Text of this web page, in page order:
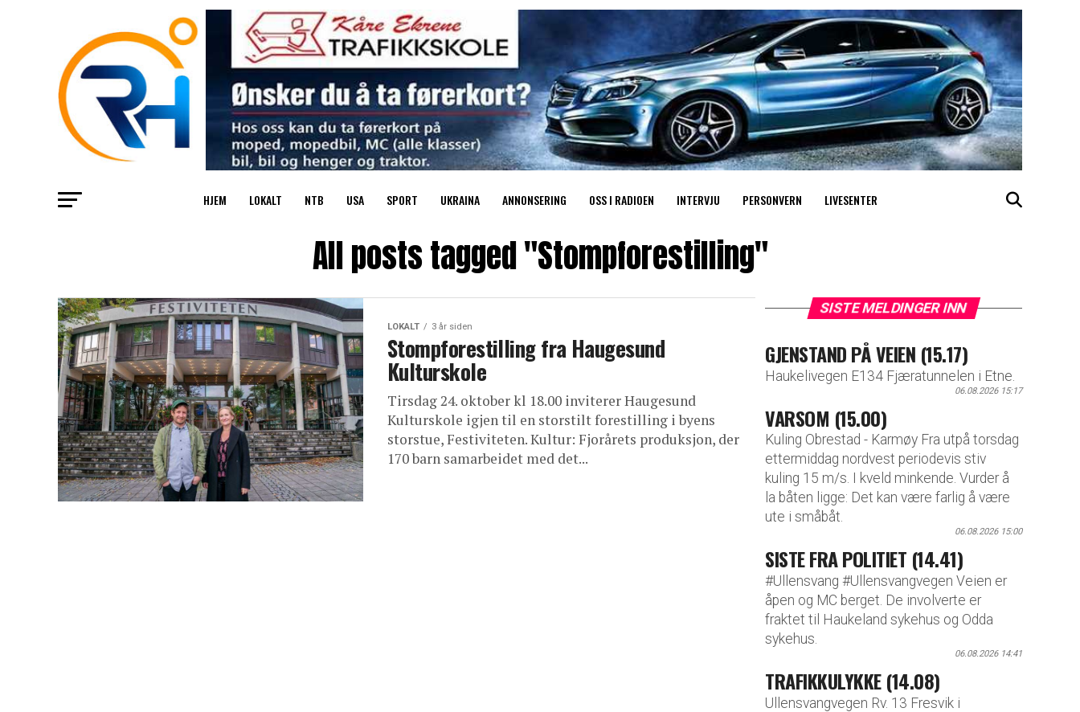
HJEM LOKALT NTB USA SPORT UKRAINA ANNONSERING OSS I RADIOEN INTERVJU PERSONVERN LIVESENTER
All posts tagged "Stompforestilling"
LOKALT 3 år siden
Stompforestilling fra Haugesund
Kulturskole
Tirsdag 24. oktober kl 18.00 inviterer Haugesund
Kulturskole igjen til en storstilt forestilling i byens
storstue, Festiviteten. Kultur: Fjorårets produksjon, der
170 barn samarbeidet med det...
SISTE MELDINGER INN
GJENSTAND PÅ VEIEN (15.17)
Haukelivegen E134 Fjæratunnelen i Etne.
06.08.2026 15:17
VARSOM (15.00)
Kuling Obrestad - Karmøy Fra utpå torsdag
ettermiddag nordvest periodevis stiv
kuling 15 m/s. I kveld minkende. Vurder å
la båten ligge: Det kan være farlig å være
ute i småbåt.
06.08.2026 15:00
SISTE FRA POLITIET (14.41)
#Ullensvang #Ullensvangvegen Veien er
åpen og MC berget. De involverte er
fraktet til Haukeland sykehus og Odda
sykehus.
06.08.2026 14:41
TRAFIKKULYKKE (14.08)
Ullensvangvegen Rv. 13 Fresvik i